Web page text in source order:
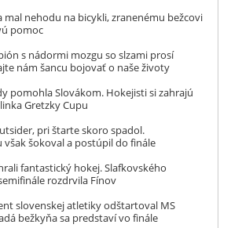
mal nehodu na bicykli, zranenému bežcovi
pomoc
s nádormi mozgu so slzami prosí
nám šancu bojovať o naše životy
pomohla Slovákom. Hokejisti si zahrajú
Gretzky Cupu
pri štarte skoro spadol.
však šokoval a postúpil do finále
fantastický hokej. Slafkovského
rozdrvila Fínov
slovenskej atletiky odštartoval MS
bežkyňa sa predstaví vo finále